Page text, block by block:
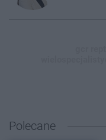
Polecane